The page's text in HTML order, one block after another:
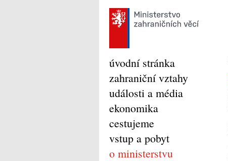
úvodní stránka
zahraniční vztahy
události a média
ekonomika
cestujeme
vstup a pobyt
o ministerstvu